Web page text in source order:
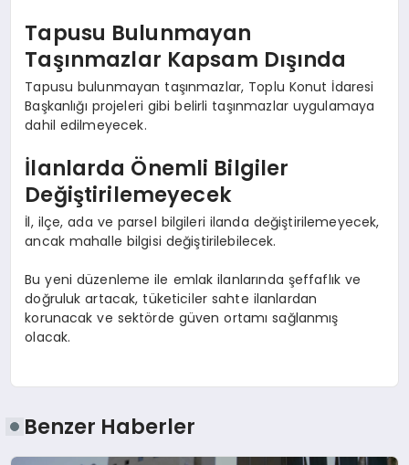
Tapusu Bulunmayan
Taşınmazlar Kapsam Dışında
Tapusu bulunmayan taşınmazlar, Toplu Konut İdaresi
Başkanlığı projeleri gibi belirli taşınmazlar uygulamaya
dahil edilmeyecek.
İlanlarda Önemli Bilgiler
Değiştirilemeyecek
İl, ilçe, ada ve parsel bilgileri ilanda değiştirilemeyecek,
ancak mahalle bilgisi değiştirilebilecek.
Bu yeni düzenleme ile emlak ilanlarında şeffaflık ve
doğruluk artacak, tüketiciler sahte ilanlardan
korunacak ve sektörde güven ortamı sağlanmış
olacak.
Benzer Haberler